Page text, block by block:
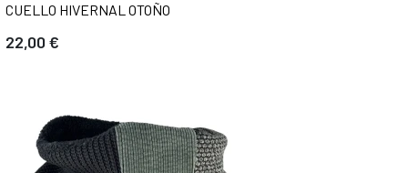
CUELLO HIVERNAL OTOÑO
22,00 €